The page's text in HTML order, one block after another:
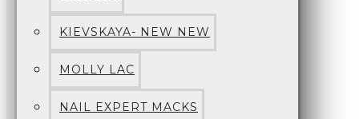
KIEVSKAYA- NEW NEW
MOLLY LAC
NAIL EXPERT MACKS